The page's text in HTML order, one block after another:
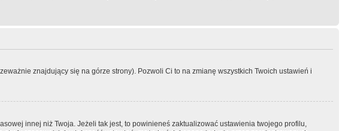
znajdujący się na górze strony). Pozwoli Ci to na zmianę wszystkich Twoich ustawień i
innej niż Twoja. Jeżeli tak jest, to powinieneś zaktualizować ustawienia twojego profilu,